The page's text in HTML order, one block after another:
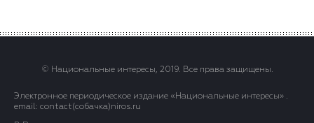
© Национальные интересы, 2019. Все права защищены.
Электронное периодическое издание «Национальные интересы» .
email: contact(сoбaчка)niros.ru